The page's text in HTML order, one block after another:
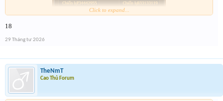
Click to expand...
18
29 Tháng tư 2026
TheNmT
Cao Thủ Forum